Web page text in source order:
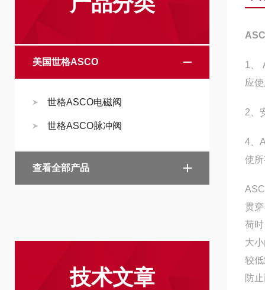
美国世格ASCO
世格ASCO电磁阀
世格ASCO脉冲阀
查看全部产品
技术文章
1、
应
2、
4、
使
贯
荷
大
较
防